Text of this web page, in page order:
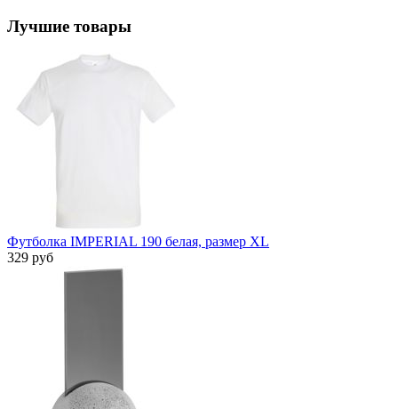
Лучшие товары
Футболка IMPERIAL 190 белая, размер XL
329 руб